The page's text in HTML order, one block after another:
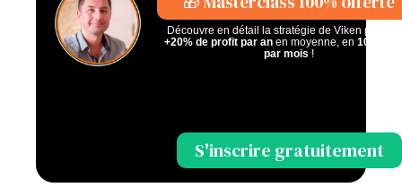
Découvre en détail la stratégie de Viken pour
+20% de profit par an en moyenne, en10
par mois !
S'inscrire gratuitement